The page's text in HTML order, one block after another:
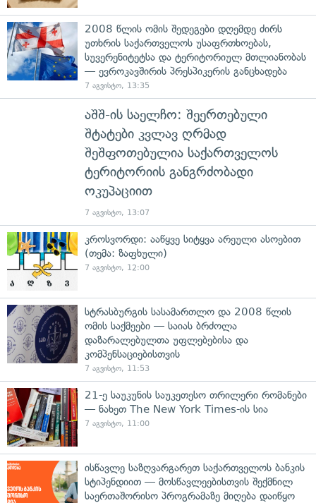
2008 წლის ომის შედეგები დღემდე ძირს
უთხრის საქართველოს უსაფრთხოებას,
სუვერენიტეტსა და ტერიტორიულ მთლიანობას
— ევროკავშირის პრესპიკერის განცხადება
7 აგვისტო, 13:35
აშშ-ის საელჩო: შეერთებული
შტატები კვლავ ღრმად
შეშფოთებულია საქართველოს
ტერიტორიის განგრძობადი
ოკუპაციით
7 აგვისტო, 13:07
კროსვორდი: ააწყვე სიტყვა არეული ასოებით
(თემა: ზაფხული)
7 აგვისტო, 12:00
სტრასბურგის სასამართლო და 2008 წლის
ომის საქმეები — საიას ბრძოლა
დაზარალებულთა უფლებებისა და
კომპენსაციებისთვის
7 აგვისტო, 11:53
21-ე საუკუნის საუკეთესო თრილერი რომანები
— ნახეთ The New York Times-ის სია
7 აგვისტო, 11:00
ისწავლე საზღვარგარეთ საქართველოს ბანკის
სტიპენდიით — მოსწავლეებისთვის შექმნილ
საერთაშორისო პროგრამაზე მიღება დაიწყო